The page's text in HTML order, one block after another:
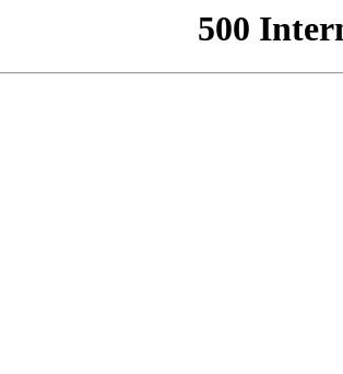
500